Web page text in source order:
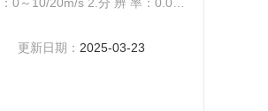
更新日期： 2025-03-23